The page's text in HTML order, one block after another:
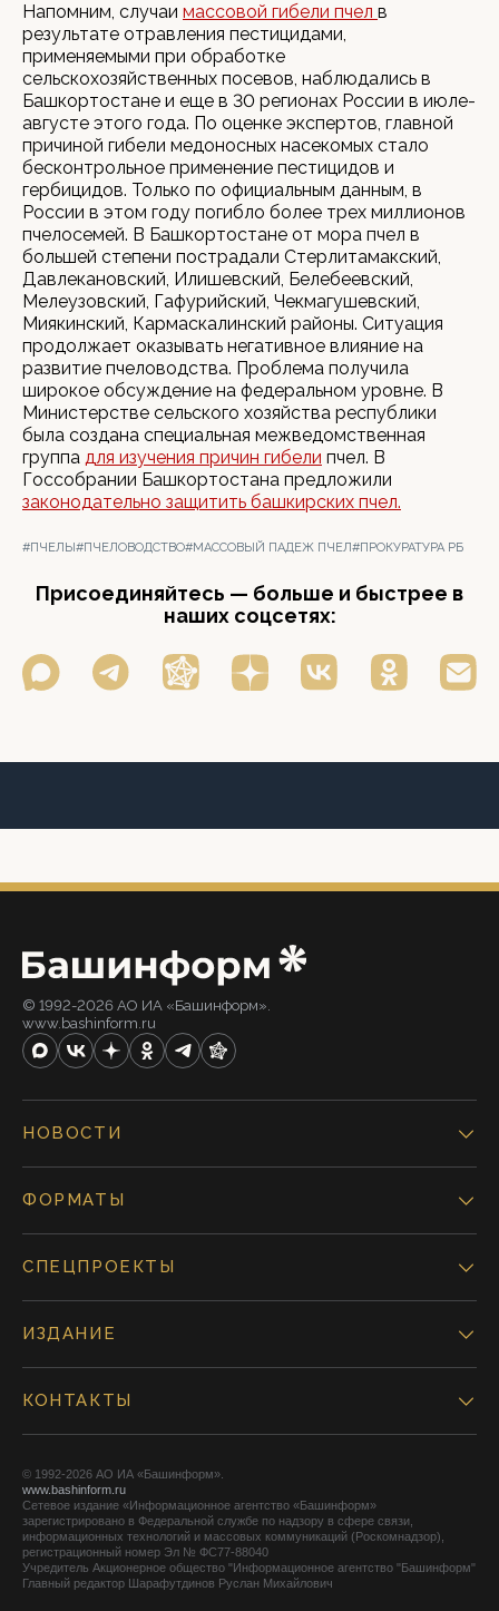
Напомним, случаи массовой гибели пчел в
результате отравления пестицидами,
применяемыми при обработке
сельскохозяйственных посевов, наблюдались в
Башкортостане и еще в 30 регионах России в июле-
августе этого года. По оценке экспертов, главной
причиной гибели медоносных насекомых стало
бесконтрольное применение пестицидов и
гербицидов. Только по официальным данным, в
России в этом году погибло более трех миллионов
пчелосемей. В Башкортостане от мора пчел в
большей степени пострадали Стерлитамакский,
Давлекановский, Илишевский, Белебеевский,
Мелеузовский, Гафурийский, Чекмагушевский,
Миякинский, Кармаскалинский районы. Ситуация
продолжает оказывать негативное влияние на
развитие пчеловодства. Проблема получила
широкое обсуждение на федеральном уровне. В
Министерстве сельского хозяйства республики
была создана специальная межведомственная
группа для изучения причин гибели пчел. В
Госсобрании Башкортостана предложили
законодательно защитить башкирских пчел.
#ПЧЕЛЫ#ПЧЕЛОВОДСТВО#МАССОВЫЙ ПАДЕЖ ПЧЕЛ#ПРОКУРАТУРА РБ
Присоединяйтесь — больше и быстрее в
наших соцсетях:
© 1992-2026 АО ИА «Башинформ».
www.bashinform.ru
НОВОСТИ
ФОРМАТЫ
СПЕЦПРОЕКТЫ
ИЗДАНИЕ
КОНТАКТЫ
© 1992-2026 АО ИА «Башинформ».
www.bashinform.ru
Сетевое издание «Информационное агентство «Башинформ»
зарегистрировано в Федеральной службе по надзору в сфере связи,
информационных технологий и массовых коммуникаций (Роскомнадзор),
регистрационный номер Эл № ФС77-88040
Учредитель Акционерное общество "Информационное агентство "Башинформ"
Главный редактор Шарафутдинов Руслан Михайлович